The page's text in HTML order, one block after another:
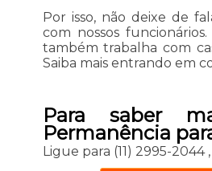
Por isso, não deixe de
com nossos
também trabalha com
Saiba mais entrando em
Para saber
Permanência
Ligue para (11) 2995-2044 ,